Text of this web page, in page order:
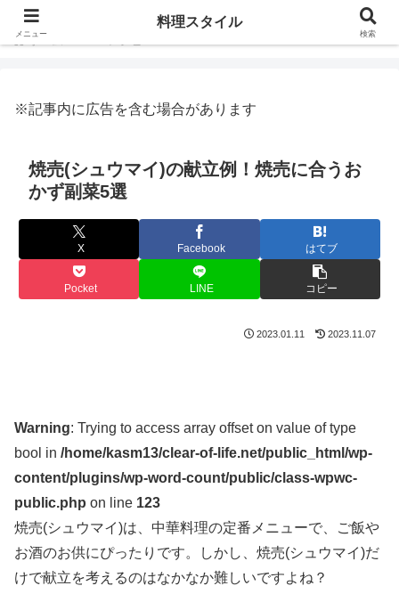
ホーム
※記事内に広告を含む場合があります
焼売(シュウマイ)の献立例！焼売に合うお
かず副菜5選
X Facebook はてブ
Pocket LINE コピー
2023.01.11 2023.11.07
Warning: Trying to access array offset on value of type
bool in /home/kasm13/clear-of-life.net/public_html/wp-
content/plugins/wp-word-count/public/class-wpwc-
public.php on line 123
焼売(シュウマイ)は、中華料理の定番メニューで、ご飯や
お酒のお供にぴったりです。しかし、焼売(シュウマイ)だ
けで献立を考えるのはなかなか難しいですよね？
メニュー
料理スタイル
検索